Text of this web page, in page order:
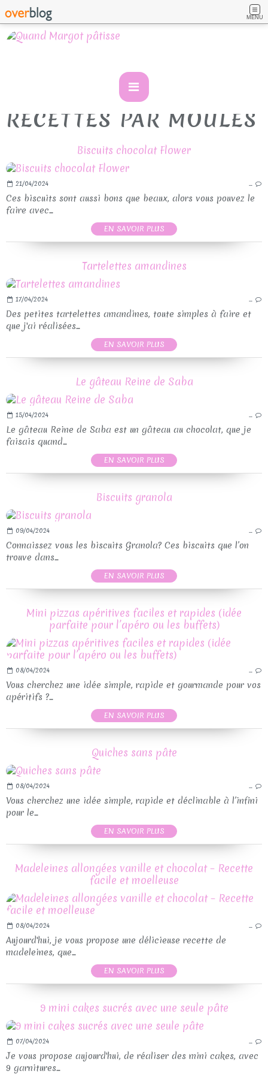
MENU
RECETTES PAR MOULES
Biscuits chocolat Flower
21/04/2024 …
Ces biscuits sont aussi bons que beaux, alors vous pouvez le
faire avec...
EN SAVOIR PLUS
Tartelettes amandines
17/04/2024 …
Des petites tartelettes amandines, toute simples à faire et
que j'ai réalisées...
EN SAVOIR PLUS
Le gâteau Reine de Saba
15/04/2024 …
Le gâteau Reine de Saba est un gâteau au chocolat, que je
faisais quand...
EN SAVOIR PLUS
Biscuits granola
09/04/2024 …
Connaissez vous les biscuits Granola? Ces biscuits que l’on
trouve dans...
EN SAVOIR PLUS
Mini pizzas apéritives faciles et rapides (idée
parfaite pour l’apéro ou les buffets)
08/04/2024 …
Vous cherchez une idée simple, rapide et gourmande pour vos
apéritifs ?...
EN SAVOIR PLUS
Quiches sans pâte
08/04/2024 …
Vous cherchez une idée simple, rapide et déclinable à l’infini
pour le...
EN SAVOIR PLUS
Madeleines allongées vanille et chocolat – Recette
facile et moelleuse
08/04/2024 …
Aujourd'hui, je vous propose une délicieuse recette de
madeleines, que...
EN SAVOIR PLUS
9 mini cakes sucrés avec une seule pâte
07/04/2024 …
Je vous propose aujourd'hui, de réaliser des mini cakes, avec
9 garnitures...